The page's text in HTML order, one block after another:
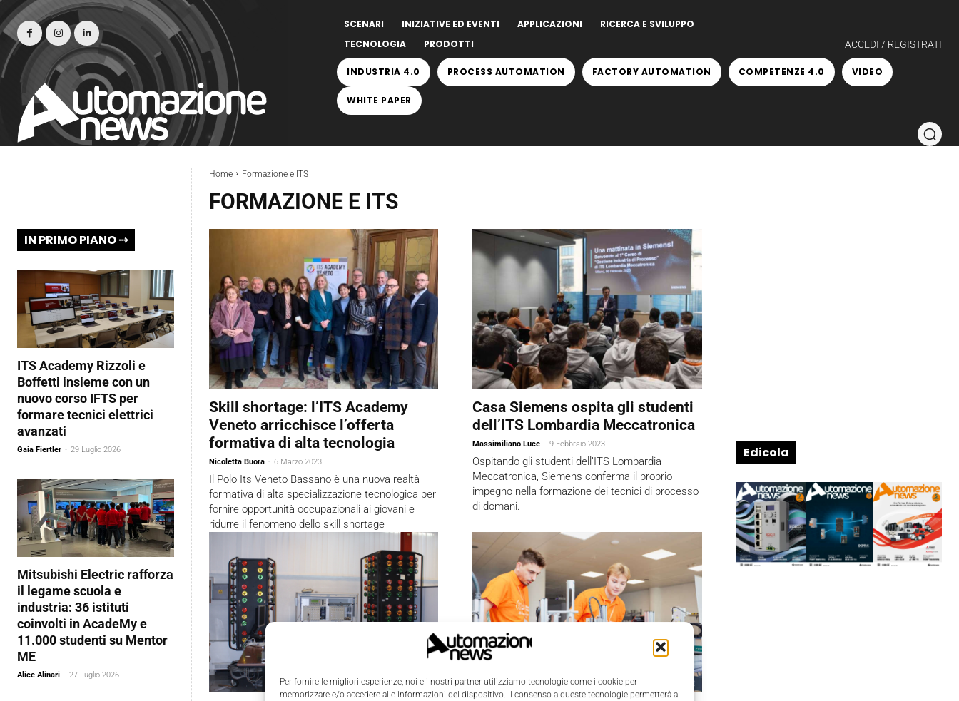
Per fornire le migliori esperienze, noi e i nostri partner utilizziamo tecnologie come i cookie per
memorizzare e/o accedere alle informazioni del dispositivo. Il consenso a queste tecnologie permetterà a
SCENARI INIZIATIVE ED EVENTI APPLICAZIONI
RICERCA E SVILUPPO
TECNOLOGIA
PRODOTTI ACCEDI / REGISTRATI
INDUSTRIA 4.0 PROCESS AUTOMATION FACTORY AUTOMATION COMPETENZE 4.0 VIDEO
WHITE PAPER
Home Formazione e ITS
FORMAZIONE E ITS
IN PRIMO PIANO ⇢
ITS Academy Rizzoli e
Boffetti insieme con un
nuovo corso IFTS per
formare tecnici elettrici
avanzati
Gaia Fiertler - 29 Luglio 2026
Mitsubishi Electric rafforza
il legame scuola e
industria: 36 istituti
coinvolti in AcadeMy e
11.000 studenti su Mentor
ME
Alice Alinari - 27 Luglio 2026
Skill shortage: l’ITS Academy
Veneto arricchisce l’offerta
formativa di alta tecnologia
Nicoletta Buora - 6 Marzo 2023
Il Polo Its Veneto Bassano è una nuova realtà
formativa di alta specializzazione tecnologica per
fornire opportunità occupazionali ai giovani e
ridurre il fenomeno dello skill shortage
Casa Siemens ospita gli studenti
dell’ITS Lombardia Meccatronica
Massimiliano Luce - 9 Febbraio 2023
Ospitando gli studenti dell’ITS Lombardia
Meccatronica, Siemens conferma il proprio
impegno nella formazione dei tecnici di processo
di domani.
Edicola